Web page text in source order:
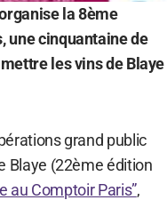
la 8ème
une cinquantaine de
les vins de Blaye
grand public
Blaye (22ème édition
au Comptoir Paris”,